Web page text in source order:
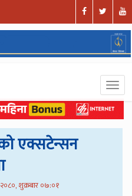
एक्सटेन्सन
शुक्रबार ०७:०१